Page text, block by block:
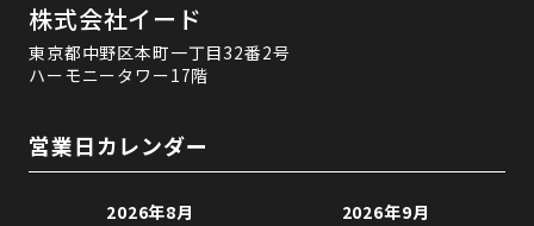
株式会社イード
東京都中野区本町一丁目32番2号
ハーモニータワー17階
営業日カレンダー
2026年8月
2026年9月